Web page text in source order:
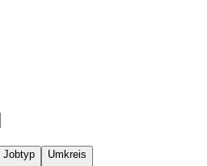
Jobtyp Umkreis